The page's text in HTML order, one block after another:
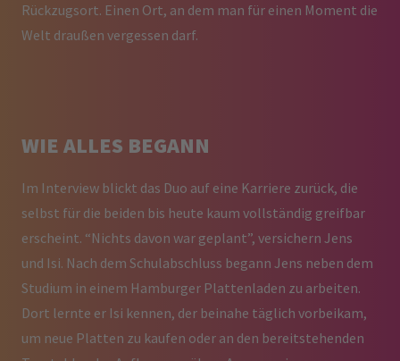
Rückzugsort. Einen Ort, an dem man für einen Moment die
Welt draußen vergessen darf.
WIE ALLES BEGANN
Im Interview blickt das Duo auf eine Karriere zurück, die
selbst für die beiden bis heute kaum vollständig greifbar
erscheint. “Nichts davon war geplant”, versichern Jens
und Isi. Nach dem Schulabschluss begann Jens neben dem
Studium in einem Hamburger Plattenladen zu arbeiten.
Dort lernte er Isi kennen, der beinahe täglich vorbeikam,
um neue Platten zu kaufen oder an den bereitstehenden